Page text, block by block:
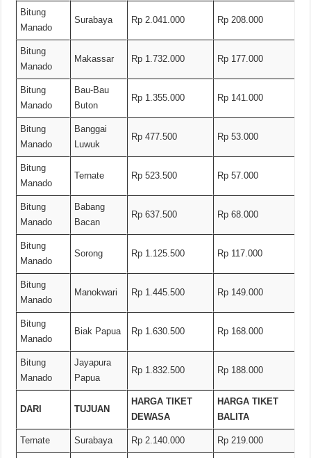
Bitung
Manado
Surabaya Rp 2.041.000 Rp 208.000
Bitung
Manado
Makassar Rp 1.732.000 Rp 177.000
Bitung
Manado
Bau-Bau
Buton
Rp 1.355.000 Rp 141.000
Bitung
Manado
Banggai
Luwuk
Rp 477.500 Rp 53.000
Bitung
Manado
Ternate Rp 523.500 Rp 57.000
Bitung
Manado
Babang
Bacan
Rp 637.500 Rp 68.000
Bitung
Manado
Sorong Rp 1.125.500 Rp 117.000
Bitung
Manado
Manokwari Rp 1.445.500 Rp 149.000
Bitung
Manado
Biak Papua Rp 1.630.500 Rp 168.000
Bitung
Manado
Jayapura
Papua
Rp 1.832.500 Rp 188.000
DARI TUJUAN
HARGA TIKET
DEWASA
HARGA TIKET
BALITA
Ternate Surabaya Rp 2.140.000 Rp 219.000